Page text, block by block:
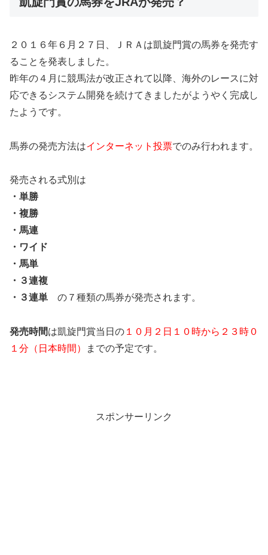
２０１６年６月２７日、ＪＲＡは凱旋門賞の馬券を発売す
ることを発表しました。
昨年の４月に競馬法が改正されて以降、海外のレースに対
応できるシステム開発を続けてきましたがようやく完成し
たようです。
馬券の発売方法はインターネット投票でのみ行われます。
発売される式別は
・単勝
・複勝
・馬連
・ワイド
・馬単
・３連複
・３連単 の７種類の馬券が発売されます。
発売時間は凱旋門賞当日の １０月２日１０時から２３時０
１分（日本時間）
までの予定です。
スポンサーリンク